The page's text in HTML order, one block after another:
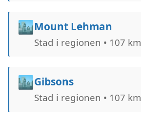
🏙️Mount Lehman
Stad i regionen • 107 km
🏙️Gibsons
Stad i regionen • 107 km